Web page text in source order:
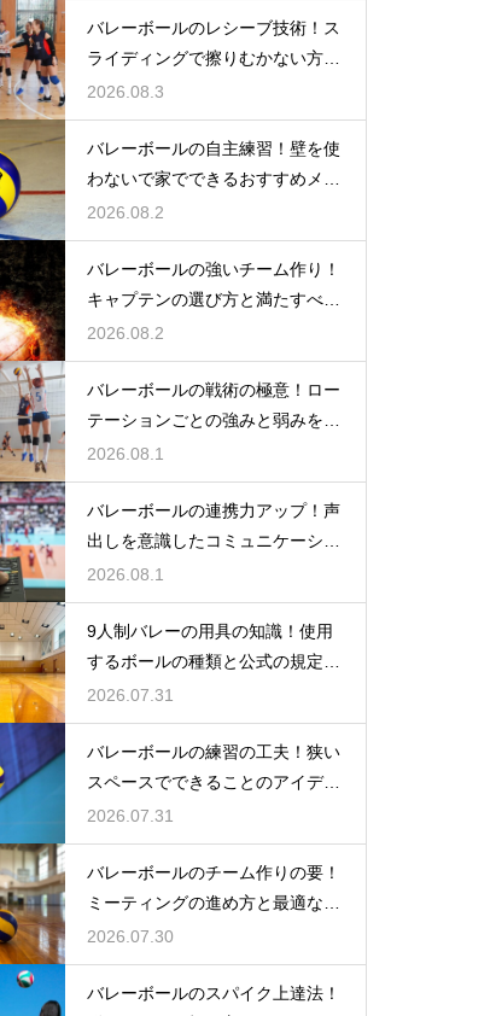
バレーボールのレシーブ技術！ス
ライディングで擦りむかない方法
を伝授
2026.08.3
バレーボールの自主練習！壁を使
わないで家でできるおすすめメニ
ュー
2026.08.2
バレーボールの強いチーム作り！
キャプテンの選び方と満たすべき
基準
2026.08.2
バレーボールの戦術の極意！ロー
テーションごとの強みと弱みを徹
底分析
2026.08.1
バレーボールの連携力アップ！声
出しを意識したコミュニケーショ
ン練習
2026.08.1
9人制バレーの用具の知識！使用
するボールの種類と公式の規定を
解説
2026.07.31
バレーボールの練習の工夫！狭い
スペースでできることのアイデア
大公開
2026.07.31
バレーボールのチーム作りの要！
ミーティングの進め方と最適な頻
度とは
2026.07.30
バレーボールのスパイク上達法！